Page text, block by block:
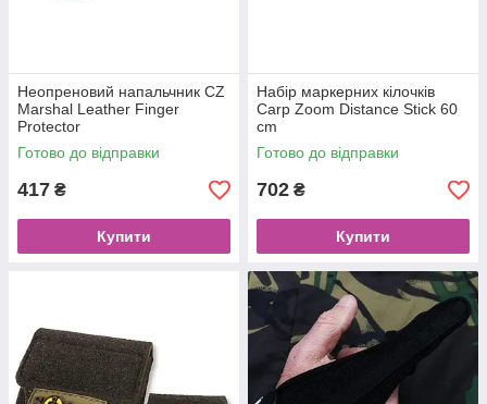
Неопреновий напальчник CZ
Marshal Leather Finger
Protector
Готово до відправки
417 ₴
Купити
Набір маркерних кілочків
Carp Zoom Distance Stick 60
cm
Готово до відправки
702 ₴
Купити